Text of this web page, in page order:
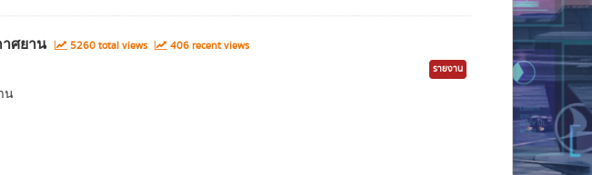
ศยาน 5260 total views 406 recent views
รายงาน
น